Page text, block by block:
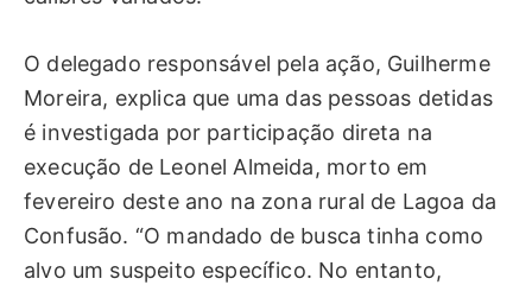
O delegado responsável pela ação, Guilherme
Moreira, explica que uma das pessoas detidas
é investigada por participação direta na
execução de Leonel Almeida, morto em
fevereiro deste ano na zona rural de Lagoa da
Confusão. “O mandado de busca tinha como
alvo um suspeito específico. No entanto,